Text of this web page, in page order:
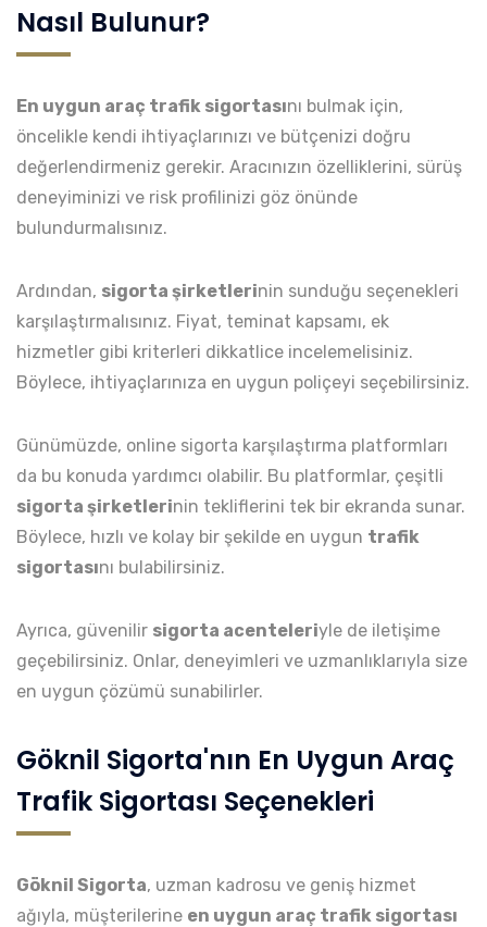
Nasıl Bulunur?
En uygun araç trafik sigortasını bulmak için,
öncelikle kendi ihtiyaçlarınızı ve bütçenizi doğru
değerlendirmeniz gerekir. Aracınızın özelliklerini, sürüş
deneyiminizi ve risk profilinizi göz önünde
bulundurmalısınız.
Ardından, sigorta şirketlerinin sunduğu seçenekleri
karşılaştırmalısınız. Fiyat, teminat kapsamı, ek
hizmetler gibi kriterleri dikkatlice incelemelisiniz.
Böylece, ihtiyaçlarınıza en uygun poliçeyi seçebilirsiniz.
Günümüzde, online sigorta karşılaştırma platformları
da bu konuda yardımcı olabilir. Bu platformlar, çeşitli
sigorta şirketlerinin tekliflerini tek bir ekranda sunar.
Böylece, hızlı ve kolay bir şekilde en uygun trafik
sigortasını bulabilirsiniz.
Ayrıca, güvenilir sigorta acenteleriyle de iletişime
geçebilirsiniz. Onlar, deneyimleri ve uzmanlıklarıyla size
en uygun çözümü sunabilirler.
Göknil Sigorta'nın En Uygun Araç
Trafik Sigortası Seçenekleri
Göknil Sigorta, uzman kadrosu ve geniş hizmet
ağıyla, müşterilerine en uygun araç trafik sigortası